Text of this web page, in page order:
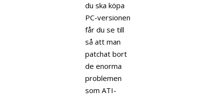
du ska köpa
PC-versionen
får du se till
så att man
patchat bort
de enorma
problemen
som ATI-